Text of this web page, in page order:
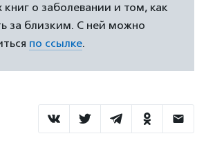
книг о заболевании и том, как
за близким. С ней можно
по ссылке.